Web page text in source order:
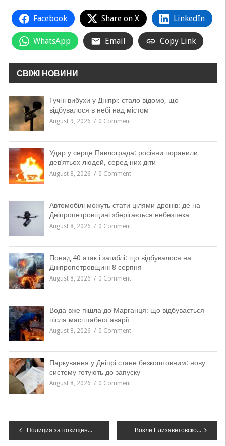
Facebook Share on X LinkedIn
WhatsApp Email Copy Link
СВІЖІ НОВИНИ
Гучні вибухи у Дніпрі: стало відомо, що
відбувалося в небі над містом
August 9, 2026 0 Comment
Удар у серце Павлограда: росіяни поранили
дев’ятьох людей, серед них діти
August 8, 2026 0 Comment
Автомобілі можуть стати цілями дронів: де на
Дніпропетровщині зберігається небезпека
August 8, 2026 0 Comment
Понад 40 атак і загиблі: що відбувалося на
Дніпропетровщині 8 серпня
August 8, 2026 0 Comment
Вода вже пішла до Марганця: що відбувається
після масштабної аварії
August 8, 2026 0 Comment
Паркування у Дніпрі стане безкоштовним: нову
систему готують до запуску
August 8, 2026 0 Comment
Навігація
Полиция за похищение человека разыскивает павлоградца Возле Елизаветовского котлована выгорело 4 га леса